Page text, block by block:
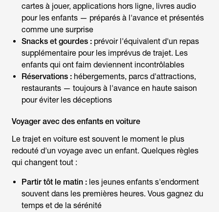
cartes à jouer, applications hors ligne, livres audio
pour les enfants — préparés à l'avance et présentés
comme une surprise
Snacks et gourdes : prévoir l'équivalent d'un repas
supplémentaire pour les imprévus de trajet. Les
enfants qui ont faim deviennent incontrôlables
Réservations : hébergements, parcs d'attractions,
restaurants — toujours à l'avance en haute saison
pour éviter les déceptions
Voyager avec des enfants en voiture
Le trajet en voiture est souvent le moment le plus
redouté d'un voyage avec un enfant. Quelques règles
qui changent tout :
Partir tôt le matin : les jeunes enfants s'endorment
souvent dans les premières heures. Vous gagnez du
temps et de la sérénité